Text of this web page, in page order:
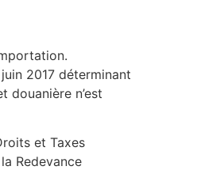
2017 déterminant
douanière n’est
et Taxes
Redevance